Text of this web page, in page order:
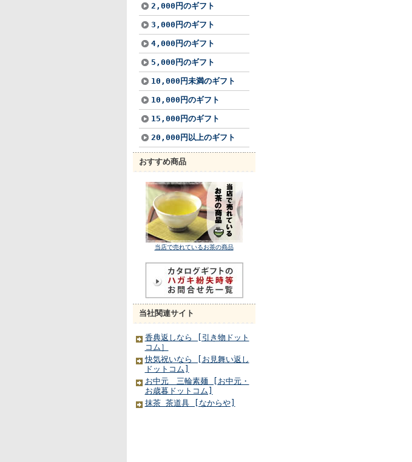
2,000円のギフト
3,000円のギフト
4,000円のギフト
5,000円のギフト
10,000円未満のギフト
10,000円のギフト
15,000円のギフト
20,000円以上のギフト
おすすめ商品
当店で売れているお茶の商品
当社関連サイト
香典返しなら [引き物ドット
コム］
快気祝いなら [お見舞い返し
ドットコム]
お中元 三輪素麺 [お中元・
お歳暮ドットコム]
抹茶 茶道具 [なからや]